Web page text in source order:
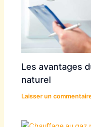
Les avantages
naturel
Laisser un